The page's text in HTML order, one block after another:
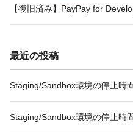
【復旧済み】PayPay for
最近の投稿
Staging/Sandbox環境の停止時
Staging/Sandbox環境の停止時